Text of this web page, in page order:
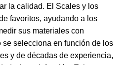
la calidad. El Scales y los
favoritos, ayudando a los
sus materiales con
se selecciona en función de los
y de décadas de experiencia,